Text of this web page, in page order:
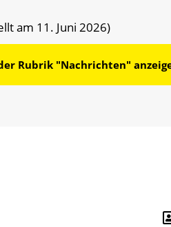
am 11. Juni 2026)
Rubrik "Nachrichten"